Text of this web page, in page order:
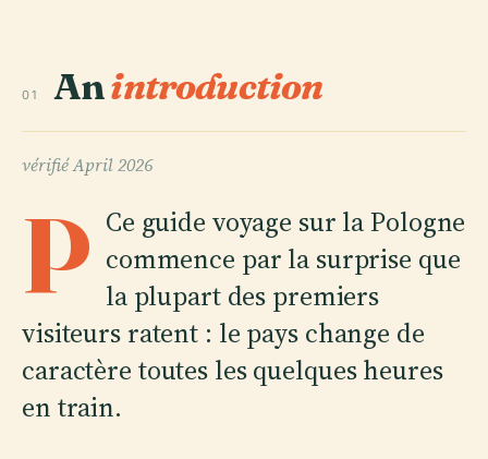
01 Anintroduction
vérifiéApril 2026
P Ce guide voyage sur la Pologne
commence par la surprise que
la plupart des premiers
visiteurs ratent : le pays change de
caractère toutes les quelques heures
en train.